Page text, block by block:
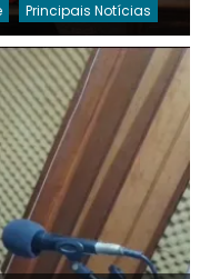
Principais Notícias